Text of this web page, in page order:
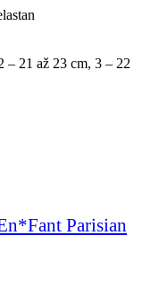
– 21 až 23 cm, 3 – 22
Parisian